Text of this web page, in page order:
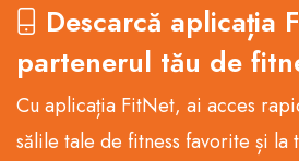
Descarcă aplicația
partenerul tău de
Cu aplicația FitNet, ai acces
sălile tale de fitness favorite și la